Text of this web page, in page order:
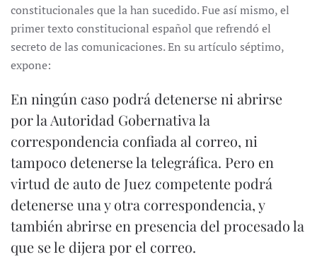
constitucionales que la han sucedido. Fue así mismo, el
primer texto constitucional español que refrendó el
secreto de las comunicaciones. En su artículo séptimo,
expone:
En ningún caso podrá detenerse ni abrirse
por la Autoridad Gobernativa la
correspondencia confiada al correo, ni
tampoco detenerse la telegráfica. Pero en
virtud de auto de Juez competente podrá
detenerse una y otra correspondencia, y
también abrirse en presencia del procesado la
que se le dijera por el correo.